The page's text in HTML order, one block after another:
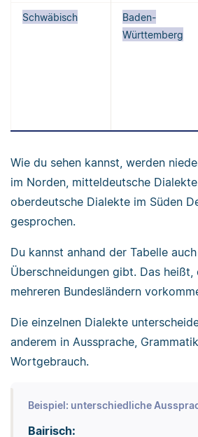
Schwäbisch
Baden-
Württemberg
Wie du sehen kannst, werden
im Norden, mitteldeutsche
oberdeutsche Dialekte im Süden
gesprochen.
Du kannst anhand der Tabelle
Überschneidungen gibt. Das
mehreren Bundesländern
Die einzelnen Dialekte
anderem in Aussprache,
Wortgebrauch.
Beispiel: unterschiedliche
Bairisch: